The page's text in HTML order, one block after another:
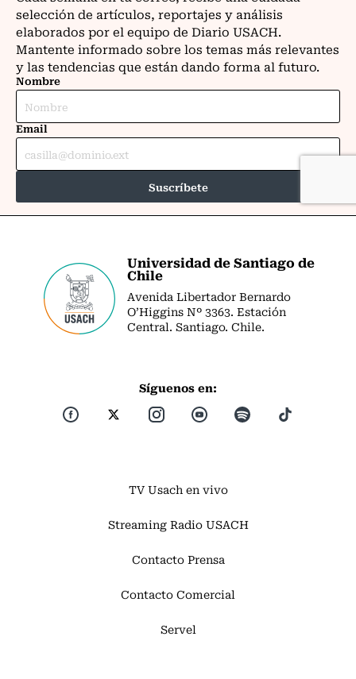
Universidad de Santiago de
Chile
Avenida Libertador Bernardo
O’Higgins Nº 3363. Estación
Central. Santiago. Chile.
Síguenos en:
TV Usach en vivo
Streaming Radio USACH
Contacto Prensa
Contacto Comercial
Servel